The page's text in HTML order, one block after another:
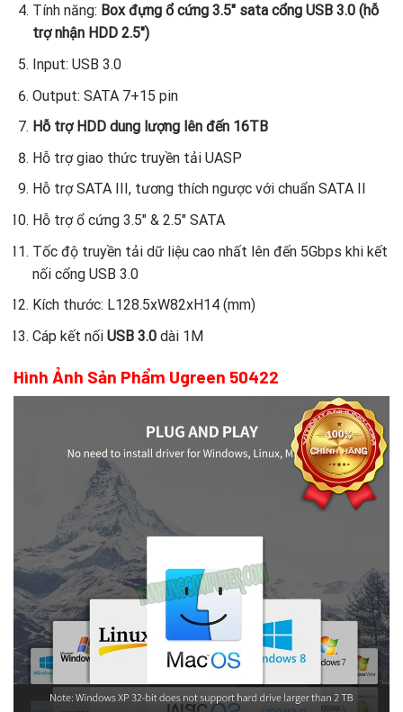
Tính năng: Box đựng ổ cứng 3.5″ sata cổng USB 3.0 (hỗ
trợ nhận HDD 2.5″)
Input: USB 3.0
Output: SATA 7+15 pin
Hỗ trợ HDD dung lượng lên đến 16TB
Hỗ trợ giao thức truyền tải UASP
Hỗ trợ SATA III, tương thích ngược với chuẩn SATA II
Hỗ trợ ổ cứng 3.5″ & 2.5″ SATA
Tốc độ truyền tải dữ liệu cao nhất lên đến 5Gbps khi kết
nối cổng USB 3.0
Kích thước: L128.5xW82xH14 (mm)
Cáp kết nối USB 3.0 dài 1M
Hình Ảnh Sản Phẩm Ugreen 50422